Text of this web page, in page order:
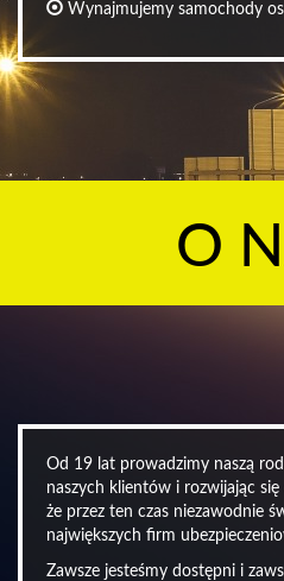
Wynajmujemy samochody
O
Od 19 lat prowadzimy naszą
naszych klientów i rozwijając
że przez ten czas niezawodnie
największych firm
Zawsze jesteśmy dostępni i